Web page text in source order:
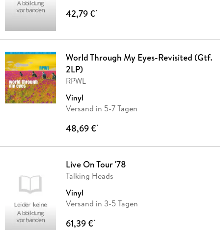
42,79 €*
World Through My Eyes-Revisited (Gtf.
2LP)
RPWL
Vinyl
Versand in 5-7 Tagen
48,69 €*
Live On Tour '78
Talking Heads
Vinyl
Versand in 3-5 Tagen
61,39 €*